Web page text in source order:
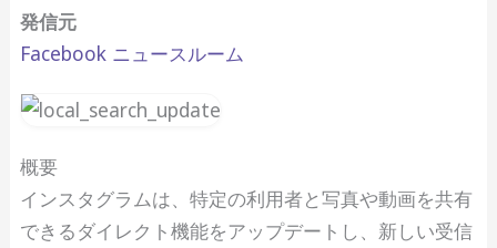
発信元
Facebook ニュースルーム
概要
インスタグラムは、特定の利用者と写真や動画を共有
できるダイレクト機能をアップデートし、新しい受信